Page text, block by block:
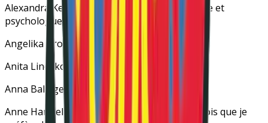
Alexandra Kervran
(militante en santé mentale et
psychologue)
Angelika Gross
(alliée de la cause)
Anita Lindskog
(proche aidante)
Anna Baleige
(chercheuse, folle et psychiatre)
Anne Harmel(déclarée handicapée mais je crois que je